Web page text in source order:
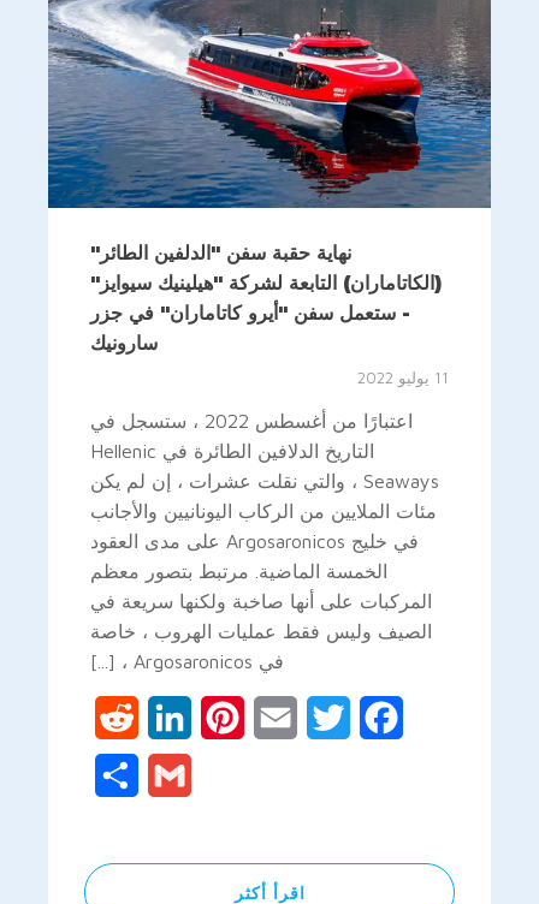
نهاية حقبة سفن "الدلفين الطائر"
(الكاتاماران) التابعة لشركة "هيلينيك سيوايز"
- ستعمل سفن "أيرو كاتاماران" في جزر
سارونيك
11 يوليو 2022
اعتبارًا من أغسطس 2022 ، ستسجل في
التاريخ الدلافين الطائرة في Hellenic
Seaways ، والتي نقلت عشرات ، إن لم يكن
مئات الملايين من الركاب اليونانيين والأجانب
في خليج Argosaronicos على مدى العقود
الخمسة الماضية. مرتبط بتصور معظم
المركبات على أنها صاخبة ولكنها سريعة في
الصيف وليس فقط عمليات الهروب ، خاصة
في Argosaronicos ، [...]
Facebook
Twitter
Email
Pinterest
LinkedIn
Gmail
اقرأ أكثر